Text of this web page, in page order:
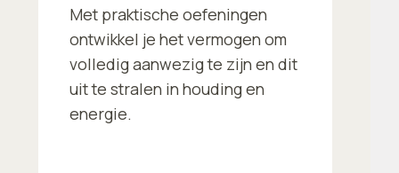
Met praktische oefeningen
ontwikkel je het vermogen om
volledig aanwezig te zijn en dit
uit te stralen in houding en
energie.